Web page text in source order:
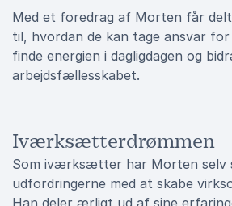
Med et foredrag af Morten får
til, hvordan de kan tage ansvar
finde energien i dagligdagen og
arbejdsfællesskabet.
Iværksætterdrømmen
Som iværksætter har Morten selv
udfordringerne med at skabe
Han deler ærligt ud af sine